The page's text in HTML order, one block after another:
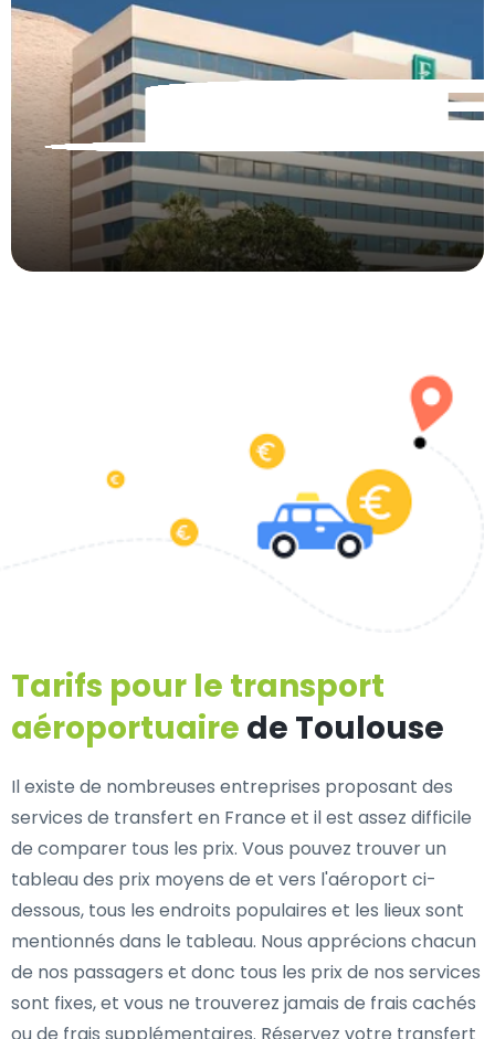
Tarifs pour le transport
aéroportuaire de Toulouse
Il existe de nombreuses entreprises proposant des
services de transfert en France et il est assez difficile
de comparer tous les prix. Vous pouvez trouver un
tableau des prix moyens de et vers l'aéroport ci-
dessous, tous les endroits populaires et les lieux sont
mentionnés dans le tableau. Nous apprécions chacun
de nos passagers et donc tous les prix de nos services
sont fixes, et vous ne trouverez jamais de frais cachés